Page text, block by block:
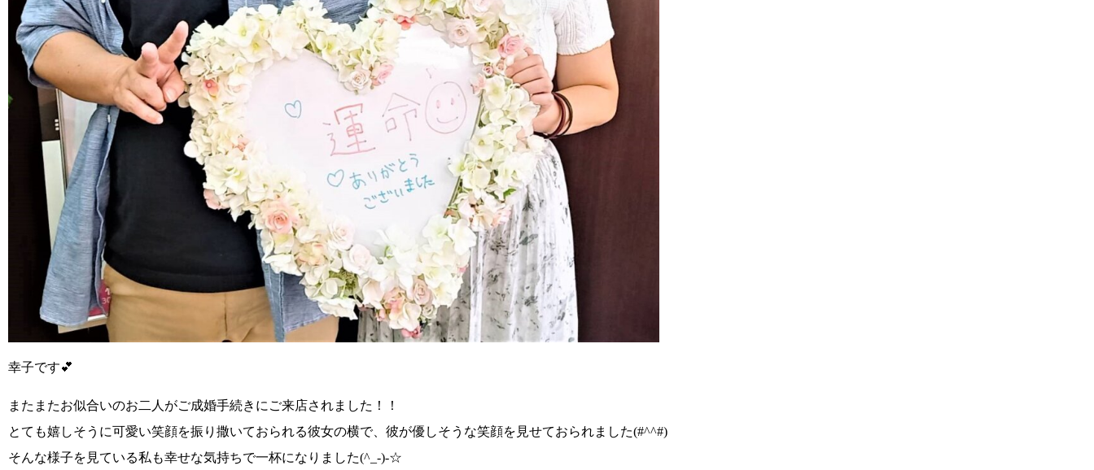
幸子です💕
またまたお似合いのお二人がご成婚手続きにご来店されました！！
とても嬉しそうに可愛い笑顔を振り撒いておられる彼女の横で、彼が優しそうな笑顔を見せておられました(#^^#)
そんな様子を見ている私も幸せな気持ちで一杯になりました(^_-)-☆